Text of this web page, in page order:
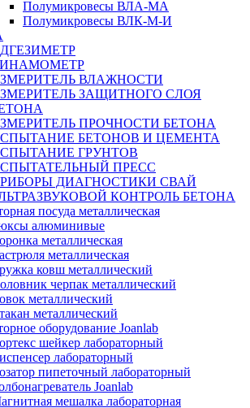
Полумикровесы ВЛА-МА
Полумикровесы ВЛК-М-И
ВЛАЖНОСТИ
ЗАЩИТНОГО СЛОЯ
ПРОЧНОСТИ БЕТОНА
БЕТОНОВ И ЦЕМЕНТА
ГРУНТОВ
ПРЕСС
ДИАГНОСТИКИ СВАЙ
КОНТРОЛЬ БЕТОНА
посуда металлическая
алюминивые
металлическая
металлическая
ковш металлический
черпак металлический
металлический
металлический
оборудование Joanlab
шейкер лабораторный
лабораторный
пипеточный лабораторный
Joanlab
мешалка лабораторная